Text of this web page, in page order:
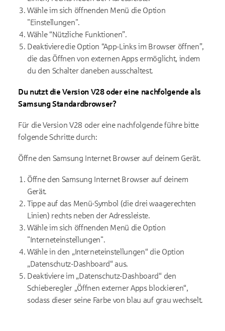
Wähle im sich öffnenden Menü die Option
"Einstellungen".
Wähle “Nützliche Funktionen”.
Deaktiviere die Option “App-Links im Browser öffnen”,
die das Öffnen von externen Apps ermöglicht, indem
du den Schalter daneben ausschaltest.
Du nutzt die Version V28 oder eine nachfolgende als
Samsung Standardbrowser?
Für die Version V28 oder eine nachfolgende führe bitte
folgende Schritte durch:
Öffne den Samsung Internet Browser auf deinem Gerät.
Öffne den Samsung Internet Browser auf deinem
Gerät.
Tippe auf das Menü-Symbol (die drei waagerechten
Linien) rechts neben der Adressleiste.
Wähle im sich öffnenden Menü die Option
"Interneteinstellungen".
Wähle in den „Interneteinstellungen“ die Option
„Datenschutz-Dashboard“ aus.
Deaktiviere im „Datenschutz-Dashboard“ den
Schieberegler „Öffnen externer Apps blockieren“,
sodass dieser seine Farbe von blau auf grau wechselt.